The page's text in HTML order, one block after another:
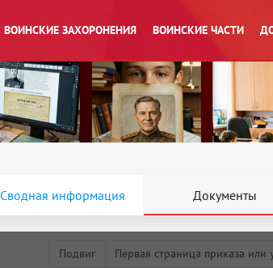
ВОИНСКИЕ ЗАХОРОНЕНИЯ ВОИНСКИЕ ЧАСТИ
Сводная информация Документы
Подвиг Первая страница приказа или